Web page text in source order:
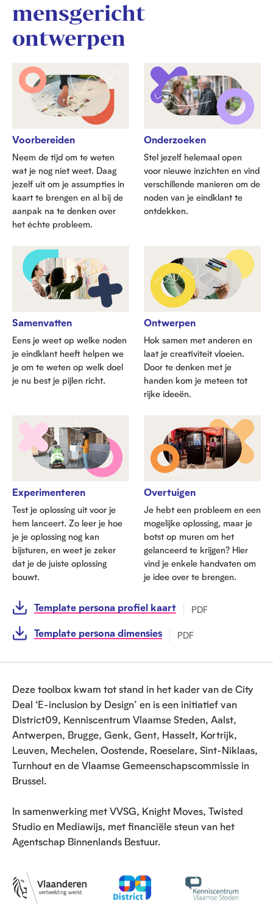
mensgericht
ontwerpen
Voorbereiden
Neem de tijd om te weten
wat je nog niet weet. Daag
jezelf uit om je assumpties in
kaart te brengen en al bij de
aanpak na te denken over
het échte probleem.
Onderzoeken
Stel jezelf helemaal open
voor nieuwe inzichten en vind
verschillende manieren om de
noden van je eindklant te
ontdekken.
Samenvatten
Eens je weet op welke noden
je eindklant heeft helpen we
je om te weten op welk doel
je nu best je pijlen richt.
Ontwerpen
Hok samen met anderen en
laat je creativiteit vloeien.
Door te denken met je
handen kom je meteen tot
rijke ideeën.
Experimenteren
Test je oplossing uit voor je
hem lanceert. Zo leer je hoe
je je oplossing nog kan
bijsturen, en weet je zeker
dat je de juiste oplossing
bouwt.
Overtuigen
Je hebt een probleem en een
mogelijke oplossing, maar je
botst op muren om het
gelanceerd te krijgen? Hier
vind je enkele handvaten om
je idee over te brengen.
Template persona profiel kaart PDF
Template persona dimensies PDF
Deze toolbox kwam tot stand in het kader van de City
Deal ‘E-inclusion by Design’ en is een initiatief van
District09, Kenniscentrum Vlaamse Steden, Aalst,
Antwerpen, Brugge, Genk, Gent, Hasselt, Kortrijk,
Leuven, Mechelen, Oostende, Roeselare, Sint-Niklaas,
Turnhout en de Vlaamse Gemeenschapscommissie in
Brussel.
In samenwerking met VVSG, Knight Moves, Twisted
Studio en Mediawijs, met financiële steun van het
Agentschap Binnenlands Bestuur.